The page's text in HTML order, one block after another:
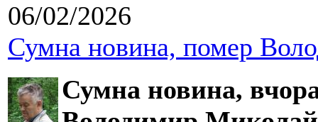
06/02/2026
Сумна новина, помер
Сумна новина,